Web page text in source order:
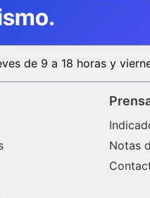
de 9 a 18 horas y
Notas